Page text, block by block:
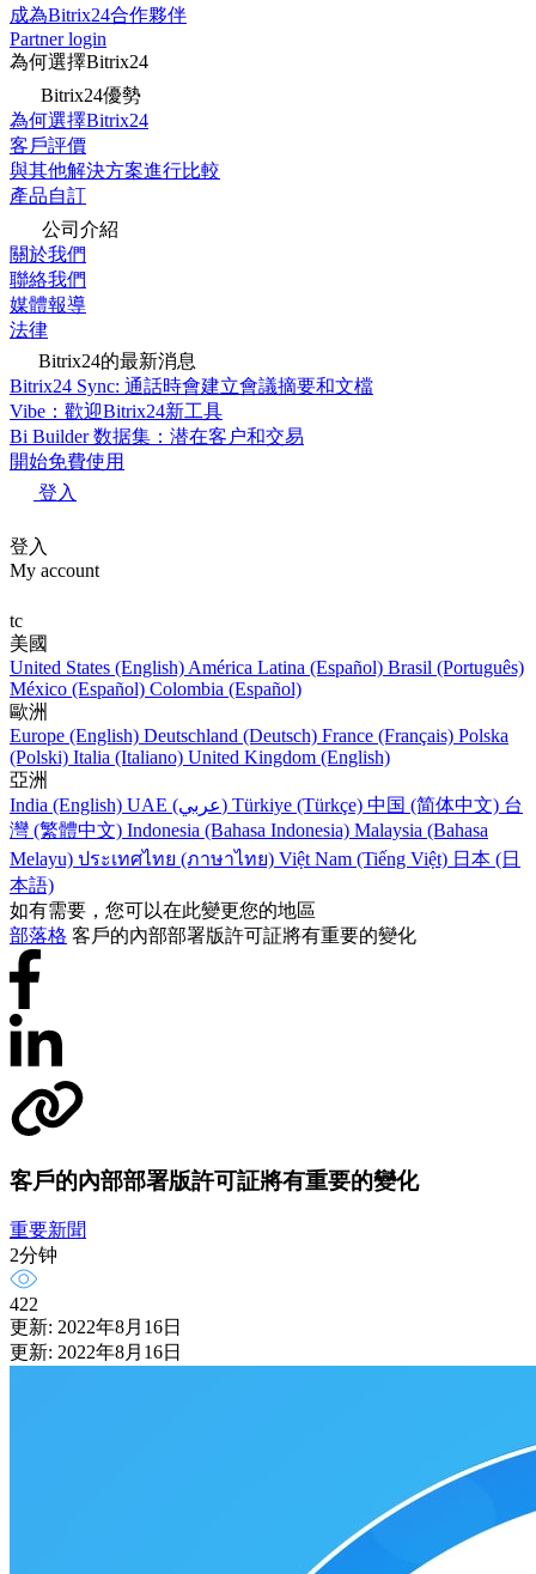
成為Bitrix24合作夥伴
Partner login
為何選擇Bitrix24
Bitrix24優勢
為何選擇Bitrix24
客戶評價
與其他解決方案進行比較
產品自訂
公司介紹
關於我們
聯絡我們
媒體報導
法律
Bitrix24的最新消息
Bitrix24 Sync: 通話時會建立會議摘要和文檔
Vibe：歡迎Bitrix24新工具
Bi Builder 数据集：潜在客户和交易
開始免費使用
登入
登入
My account
tc
美國
United States (English) América Latina (Español) Brasil (Português)
México (Español) Colombia (Español)
歐洲
Europe (English) Deutschland (Deutsch) France (Français) Polska
(Polski) Italia (Italiano) United Kingdom (English)
亞洲
India (English)
UAE (عربي) Türkiye (Türkçe) 中国 (简体中文) 台
灣 (繁體中文) Indonesia (Bahasa Indonesia) Malaysia (Bahasa
Melayu) ประเทศไทย (ภาษาไทย) Việt Nam (Tiếng Việt) 日本 (日
本語)
如有需要，您可以在此變更您的地區
部落格 客戶的內部部署版許可証將有重要的變化
客戶的內部部署版許可証將有重要的變化
重要新聞
2分钟
422
更新: 2022年8月16日
更新: 2022年8月16日